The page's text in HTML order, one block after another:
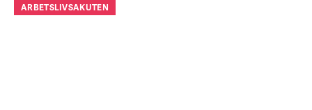
ARBETSLIVSAKUTEN